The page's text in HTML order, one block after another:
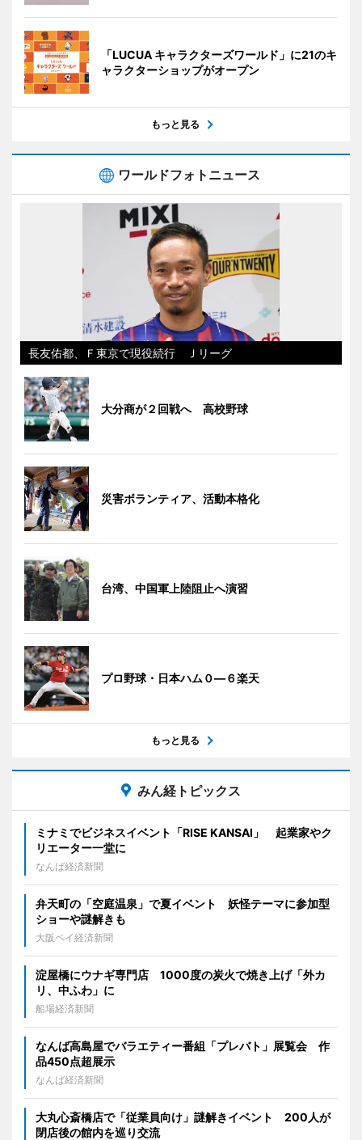
「LUCUA キャラクターズワールド」に21のキ
ャラクターショップがオープン
もっと見る
ワールドフォトニュース
長友佑都、Ｆ東京で現役続行 Ｊリーグ
大分商が２回戦へ 高校野球
災害ボランティア、活動本格化
台湾、中国軍上陸阻止へ演習
プロ野球・日本ハム０―６楽天
もっと見る
みん経トピックス
ミナミでビジネスイベント「RISE KANSAI」 起業家やク
リエーター一堂に
なんば経済新聞
弁天町の「空庭温泉」で夏イベント 妖怪テーマに参加型
ショーや謎解きも
大阪ベイ経済新聞
淀屋橋にウナギ専門店 1000度の炭火で焼き上げ「外カ
リ、中ふわ」に
船場経済新聞
なんば高島屋でバラエティー番組「プレバト」展覧会 作
品450点超展示
なんば経済新聞
大丸心斎橋店で「従業員向け」謎解きイベント 200人が
閉店後の館内を巡り交流